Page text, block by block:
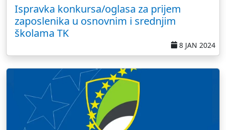
Ispravka konkursa/oglasa za prijem
zaposlenika u osnovnim i srednjim
školama TK
8 JAN 2024